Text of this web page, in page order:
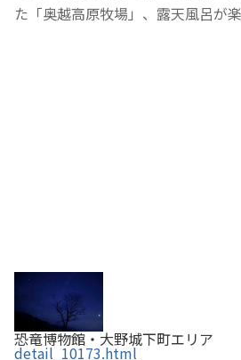
た「奥越高原牧場」、露天風呂が
恐竜博物館・大野城下町エリア
detail_10173.html